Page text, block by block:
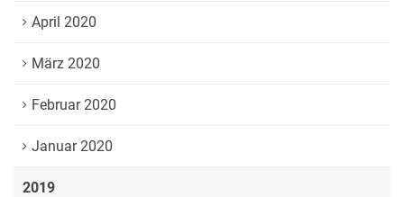
April 2020
März 2020
Februar 2020
Januar 2020
2019